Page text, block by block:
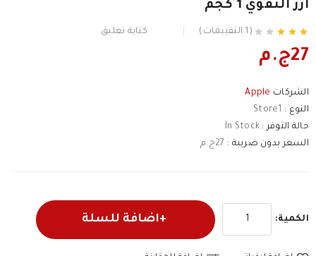
ارز التقوي 1 كجم
(1 التقييمات) كتابة تعليق
27ج.م
الشركات Apple
النوع : Store1
حالة التوفر : In Stock
السعر بدون ضريبة : 27ج.م
الكمية: اضافة للسلة